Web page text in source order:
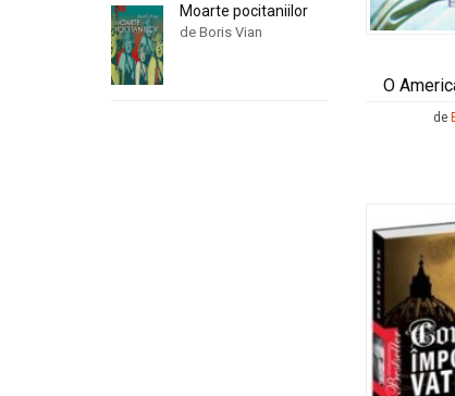
O
de
Moarte pocitaniilor
de Boris Vian